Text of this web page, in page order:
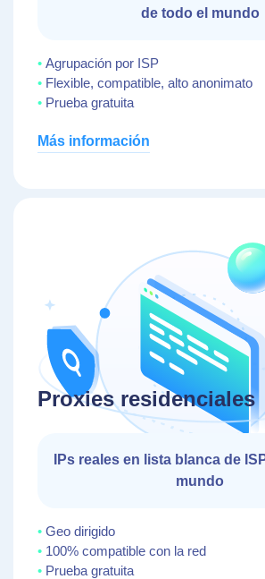
de todo el mundo
Agrupación por ISP
Flexible, compatible, alto anonimato
Prueba gratuita
Más información
Proxies residenciales
IPs reales en lista blanca de
mundo
Geo dirigido
100% compatible con la red
Prueba gratuita